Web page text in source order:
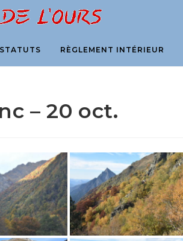
STATUTS RÈGLEMENT INTÉRIEUR
– 20 oct.